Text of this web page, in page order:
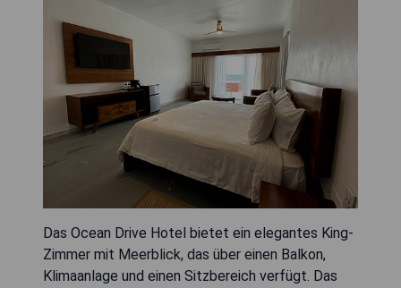
Das Ocean Drive Hotel bietet ein elegantes King-
Zimmer mit Meerblick, das über einen Balkon,
Klimaanlage und einen Sitzbereich verfügt. Das